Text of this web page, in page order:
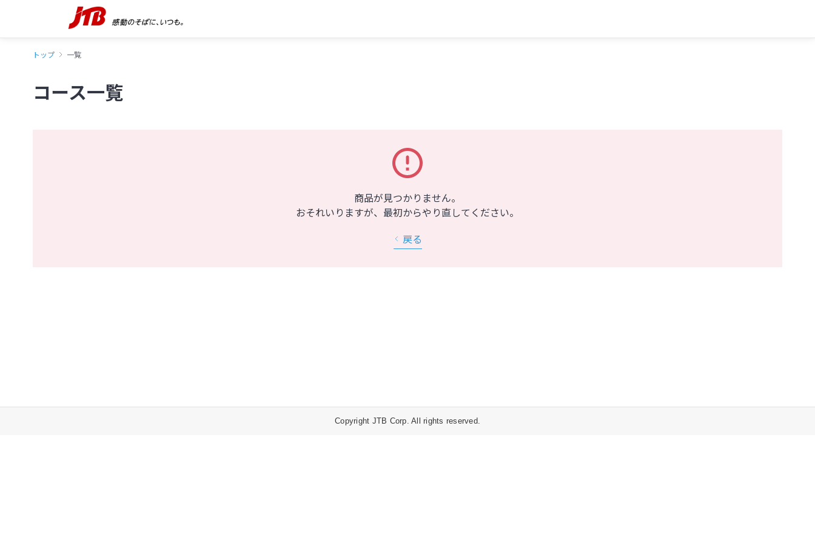
トップ 一覧
コース一覧
商品が見つかりません。
おそれいりますが、最初からやり直してください。
戻る
Copyright JTB Corp. All rights reserved.